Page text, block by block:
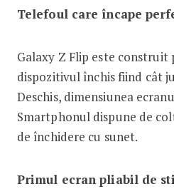
Telefoul care încape
Galaxy Z Flip este
dispozitivul închis fiind cât
Deschis, dimensiunea
Smartphonul dispune de
de închidere cu sunet.
Primul ecran pliabil de